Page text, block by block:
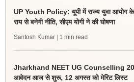
UP Youth Policy: यूपी में राज्य युवा आयोग के
राय से बनेगी नीति, सीएम योगी ने की घोषणा
Santosh Kumar | 1 min read
Jharkhand NEET UG Counselling
आवेदन आज से शुरू, 12 अगस्त को मेरिट लिस्ट